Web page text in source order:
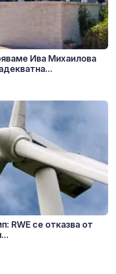
Ива Михаилова
RWE се отказва от